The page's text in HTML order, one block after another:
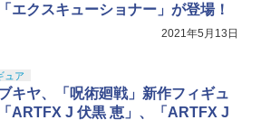
TAMASHII NATIONS オリジン・オブ・
バルキリー 超時空要塞マクロス VF-1J
￥21,950
分け済みプラモデル
￥184
エクスキューショナー」が登場！
2021年5月13日
ュア
キヤ、「呪術廻戦」新作フィギュ
ARTFX J 伏黒 恵」、「ARTFX J